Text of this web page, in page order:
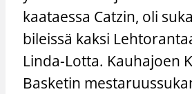
kaataessa Catzin, oli
bileissä kaksi
Linda-Lotta. Kauhajoen
Basketin